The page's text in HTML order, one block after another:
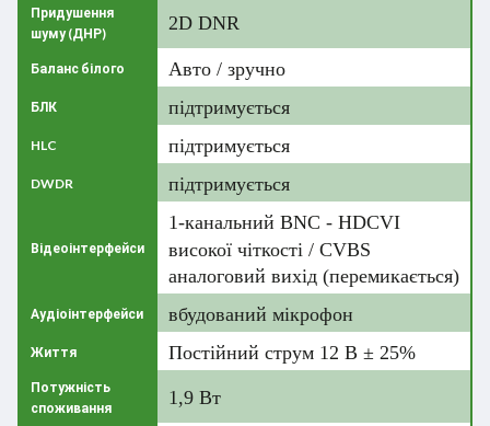
Придушення
шуму (ДНР)
2D DNR
Баланс білого Авто / зручно
БЛК підтримується
HLC підтримується
DWDR підтримується
Відеоінтерфейси
1-канальний BNC - HDCVI
високої чіткості / CVBS
аналоговий вихід (перемикається)
Аудіоінтерфейси вбудований мікрофон
Життя Постійний струм 12 В ± 25%
Потужність
споживання
1,9 Вт